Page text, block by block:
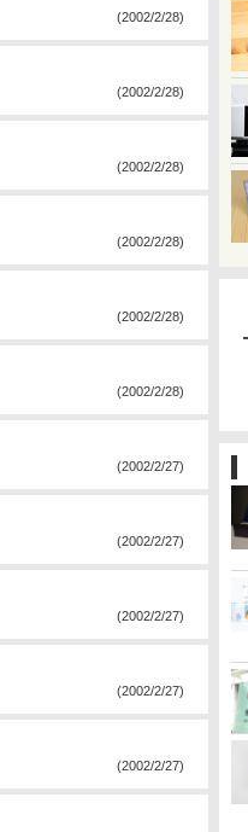
(2002/2/28)
(2002/2/28)
(2002/2/28)
(2002/2/28)
(2002/2/28)
(2002/2/28)
(2002/2/27)
(2002/2/27)
(2002/2/27)
(2002/2/27)
(2002/2/27)